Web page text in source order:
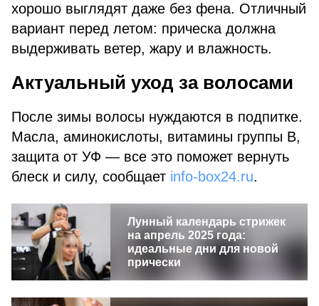
хорошо выглядят даже без фена. Отличный
вариант перед летом: прическа должна
выдерживать ветер, жару и влажность.
Актуальный уход за волосами
После зимы волосы нуждаются в подпитке.
Масла, аминокислоты, витамины группы B,
защита от УФ — все это поможет вернуть
блеск и силу, сообщает info-box24.ru.
Лунный календарь стрижек
на апрель 2025 года:
идеальные дни для новой
прически